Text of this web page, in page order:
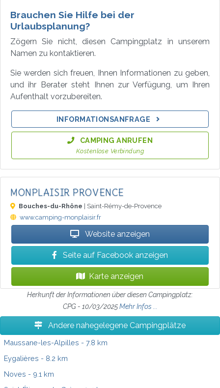
Brauchen Sie Hilfe bei der
Urlaubsplanung?
Zögern Sie nicht, diesen Campingplatz in unserem
Namen zu kontaktieren.
Sie werden sich freuen, Ihnen Informationen zu geben,
und ihr Berater steht Ihnen zur Verfügung, um Ihren
Aufenthalt vorzubereiten.
INFORMATIONSANFRAGE
CAMPING ANRUFEN
Kostenlose Verbindung
MONPLAISIR PROVENCE
Bouches-du-Rhône | Saint-Rémy-de-Provence
www.camping-monplaisir.fr
Website anzeigen
Seite auf Facebook anzeigen
Karte anzeigen
Herkunft der Informationen über diesen Campingplatz:
CPG - 10/03/2025Mehr Infos ...
Andere nahegelegene Campingplätze
Maussane-les-Alpilles - 7.8 km
Eygalières - 8.2 km
Noves - 9.1 km